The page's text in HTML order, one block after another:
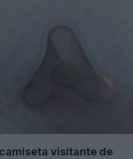
visitante de